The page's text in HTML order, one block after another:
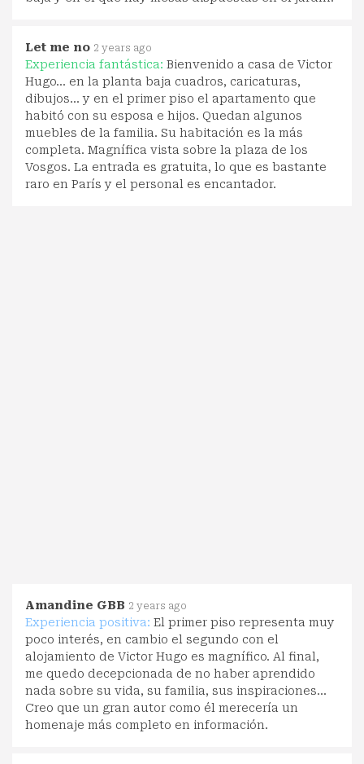
Let me no 2 years ago
Experiencia fantástica: Bienvenido a casa de Victor
Hugo... en la planta baja cuadros, caricaturas,
dibujos... y en el primer piso el apartamento que
habitó con su esposa e hijos. Quedan algunos
muebles de la familia. Su habitación es la más
completa. Magnífica vista sobre la plaza de los
Vosgos. La entrada es gratuita, lo que es bastante
raro en París y el personal es encantador.
Amandine GBB 2 years ago
Experiencia positiva: El primer piso representa muy
poco interés, en cambio el segundo con el
alojamiento de Victor Hugo es magnífico. Al final,
me quedo decepcionada de no haber aprendido
nada sobre su vida, su familia, sus inspiraciones...
Creo que un gran autor como él merecería un
homenaje más completo en información.